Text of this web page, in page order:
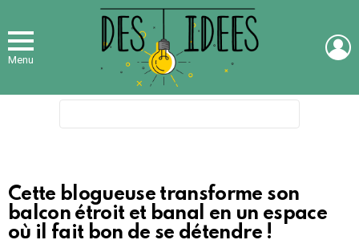
Menu
Cette blogueuse transforme son
balcon étroit et banal en un espace
où il fait bon de se détendre !